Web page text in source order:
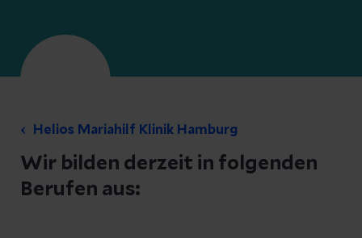
Helios Mariahilf Klinik Hamburg
Wir bilden derzeit in folgenden
Berufen aus: